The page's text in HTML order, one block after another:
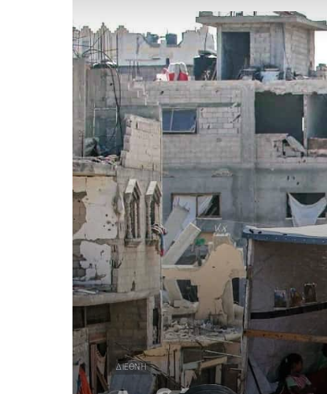
ΔΙΕΘΝΉ